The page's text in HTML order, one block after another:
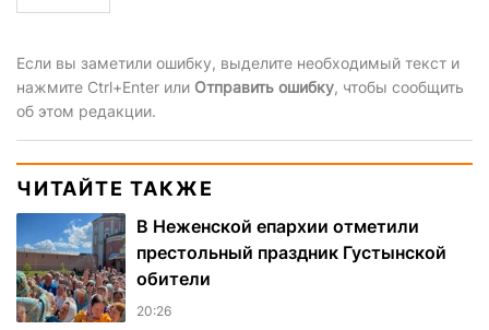
Если вы заметили ошибку, выделите необходимый текст и
нажмите Ctrl+Enter или Отправить ошибку, чтобы сообщить
об этом редакции.
ЧИТАЙТЕ ТАКЖЕ
В Неженской епархии отметили
престольный праздник Густынской
обители
20:26